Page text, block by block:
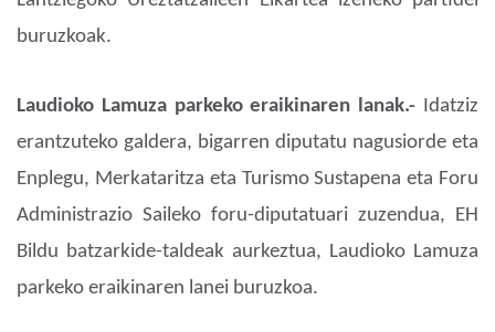
buruzkoak.
Laudioko Lamuza parkeko eraikinaren lanak.- Idatziz
erantzuteko galdera, bigarren diputatu nagusiorde eta
Enplegu, Merkataritza eta Turismo Sustapena eta Foru
Administrazio Saileko foru-diputatuari zuzendua, EH
Bildu batzarkide-taldeak aurkeztua, Laudioko Lamuza
parkeko eraikinaren lanei buruzkoa.